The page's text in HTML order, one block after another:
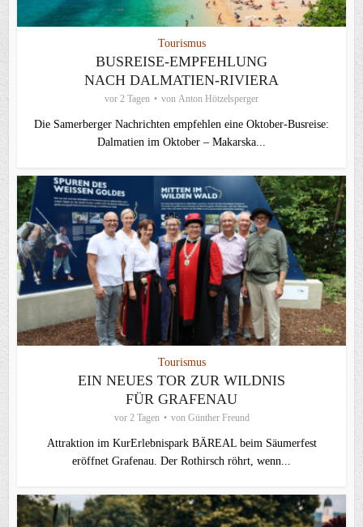
Tourismus
BUSREISE-EMPFEHLUNG
NACH DALMATIEN-RIVIERA
vor 2 Tagen von Anton Hötzelsperger
Die Samerberger Nachrichten empfehlen eine Oktober-Busreise:
Dalmatien im Oktober – Makarska...
Tourismus
EIN NEUES TOR ZUR WILDNIS
FÜR GRAFENAU
vor 2 Tagen von Günther Freund
Attraktion im KurErlebnispark BÄREAL beim Säumerfest
eröffnet Grafenau. Der Rothirsch röhrt, wenn...